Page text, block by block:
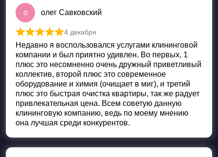
о олег Савковский
Оценка 5 из 5
4 декабря
Недавно я воспользовался услугами клининговой
компании и был приятно удивлен. Во первых, 1
плюс это несомненно очень дружный приветливый
коллектив, второй плюс это современное
оборудование и химия (очищает в миг), и третий
плюс это быстрая очистка квартиры, так же радует
привлекательная цена. Всем советую данную
клининговую компанию, ведь по моему мнению
она лучшая среди конкурентов.